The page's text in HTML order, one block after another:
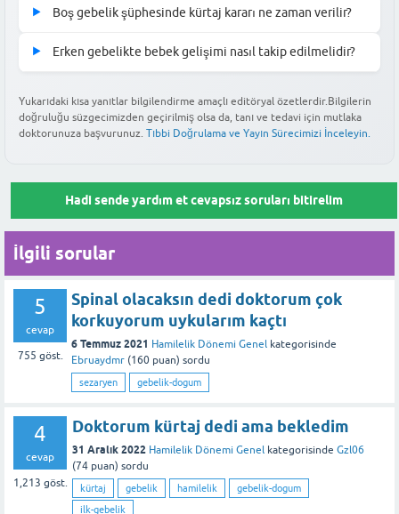
farklı sonuçlar verebilir. Kürtaj gibi ciddi bir müdahale kararı
ultrason kontrolleriyle netleştirilmelidir.
ultrason ile görülebilir hale gelir. Ancak kişisel farklılıklar ve
yumurtlama zamanındaki kaymalar nedeniyle bu süreç 8. haftaya
kadar uzayabilir. Eğer kese boyutu 25 mm'nin üzerindeyse ve
gebelikten şüphelenerek ileri tetkik isteyebilir.
▶ Boş gebelik şüphesinde kürtaj kararı ne zaman verilir?
detaylıca incelendikten sonra verilir. Genellikle 1-2 hafta arayla
atışı alınamıyorsa doktorlar müdahale önermektedir. Acele karar
vermeden önce gebelik hormon takibi (beta-hCG) yapılarak
durumun kesinleşmesi beklenmelidir.
▶ Erken gebelikte bebek gelişimi nasıl takip edilmelidir?
kesesinin varlığının doğrulanmasıdır. Ardından 1 hafta aralıklarla
yapılan ultrason muayeneleriyle embriyonun büyümesi ve kalp
atışlarının başlaması izlenir. Bu süreçte doktorunuzun belirlediği
en doğru şekilde takip etmenizi sağlar.
Yukarıdaki kısa yanıtlar bilgilendirme amaçlı editöryal özetlerdir.Bilgilerin
doğruluğu süzgecimizden geçirilmiş olsa da, tanı ve tedavi için mutlaka
doktorunuza başvurunuz. Tıbbi Doğrulama ve Yayın Sürecimizi İnceleyin.
Hadi sende yardım et cevapsız soruları bitirelim
İlgili sorular
5
cevap
755 göst.
Spinal olacaksın dedi doktorum çok
korkuyorum uykularım kaçtı
6 Temmuz 2021 Hamilelik Dönemi Genel kategorisinde
Ebruaydmr (160 puan) sordu
sezaryen gebelik-dogum
4
cevap
1,213 göst.
Doktorum kürtaj dedi ama bekledim
31 Aralık 2022 Hamilelik Dönemi Genel kategorisinde Gzl06
(74 puan) sordu
kürtaj gebelik hamilelik
gebelik-dogum
ilk-gebelik